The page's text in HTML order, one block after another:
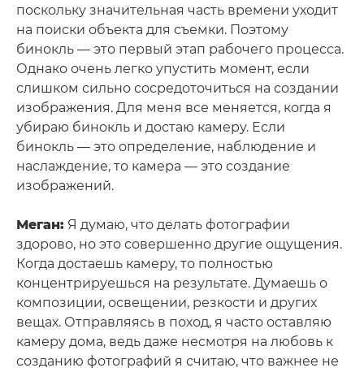
поскольку значительная часть времени уходит
на поиски объекта для съемки. Поэтому
бинокль — это первый этап рабочего процесса.
Однако очень легко упустить момент, если
слишком сильно сосредоточиться на создании
изображения. Для меня все меняется, когда я
убираю бинокль и достаю камеру. Если
бинокль — это определение, наблюдение и
наслаждение, то камера — это создание
изображений.
Меган: Я думаю, что делать фотографии
здорово, но это совершенно другие ощущения.
Когда достаешь камеру, то полностью
концентрируешься на результате. Думаешь о
композиции, освещении, резкости и других
вещах. Отправляясь в поход, я часто оставляю
камеру дома, ведь даже несмотря на любовь к
созданию фотографий я считаю, что важнее не